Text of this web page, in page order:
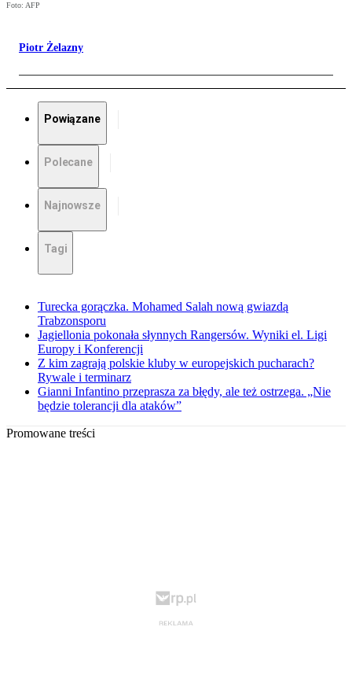
Foto: AFP
Piotr Żelazny
Powiązane
Polecane
Najnowsze
Tagi
Turecka gorączka. Mohamed Salah nową gwiazdą
Trabzonsporu
Jagiellonia pokonała słynnych Rangersów. Wyniki el. Ligi
Europy i Konferencji
Z kim zagrają polskie kluby w europejskich pucharach?
Rywale i terminarz
Gianni Infantino przeprasza za błędy, ale też ostrzega. „Nie
będzie tolerancji dla ataków”
Promowane treści